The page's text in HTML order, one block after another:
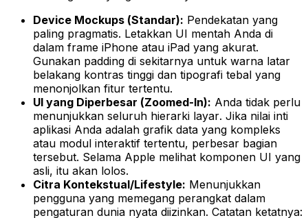
Device Mockups (Standar): Pendekatan yang
paling pragmatis. Letakkan UI mentah Anda di
dalam frame iPhone atau iPad yang akurat.
Gunakan padding di sekitarnya untuk warna latar
belakang kontras tinggi dan tipografi tebal yang
menonjolkan fitur tertentu.
UI yang Diperbesar (Zoomed-In): Anda tidak perlu
menunjukkan seluruh hierarki layar. Jika nilai inti
aplikasi Anda adalah grafik data yang kompleks
atau modul interaktif tertentu, perbesar bagian
tersebut. Selama Apple melihat komponen UI yang
asli, itu akan lolos.
Citra Kontekstual/Lifestyle: Menunjukkan
pengguna yang memegang perangkat dalam
pengaturan dunia nyata diizinkan. Catatan ketatnya: